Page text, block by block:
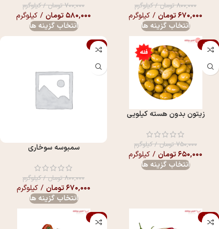
۸۰۰,۰۰۰تومان/ کیلوگرم
۶۷۰,۰۰۰تومان / کیلوگرم
انتخاب گزینه ها
۷۰۰,۰۰۰تومان/ کیلوگرم
۵۸۰,۰۰۰ تومان / کیلوگرم
انتخاب گزینه ها
-13%
زیتون بدون هسته کیلویی
۷۵۰,۰۰۰تومان/ کیلوگرم
۶۵۰,۰۰۰تومان / کیلوگرم
انتخاب گزینه ها
-16%
سمبوسه سوخاری
۸۰۰,۰۰۰تومان/ کیلوگرم
۶۷۰,۰۰۰تومان / کیلوگرم
انتخاب گزینه ها
-12%
-14%